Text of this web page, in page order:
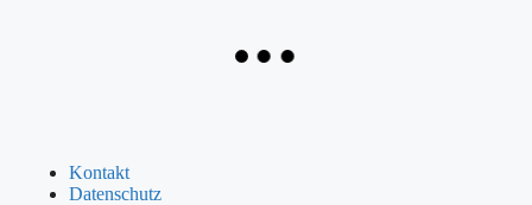
Kontakt
Datenschutz